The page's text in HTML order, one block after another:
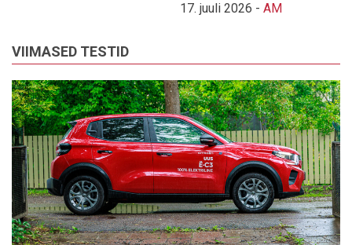
17. juuli 2026 - AM
VIIMASED TESTID